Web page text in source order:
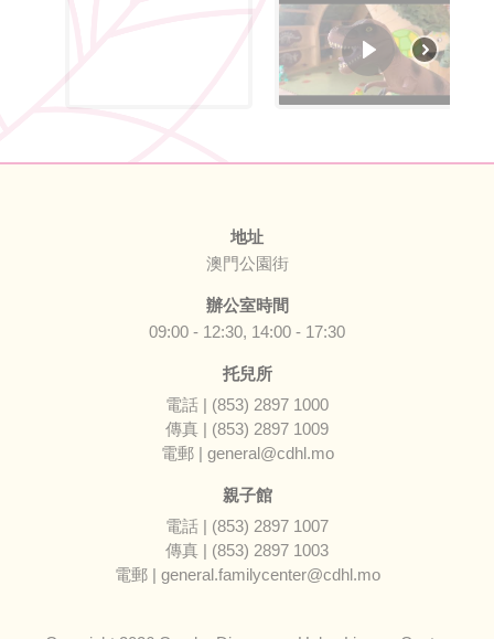
地址
澳門公園街
辦公室時間
09:00 - 12:30, 14:00 - 17:30
托兒所
電話 | (853) 2897 1000
傳真 | (853) 2897 1009
電郵 | general@cdhl.mo
親子館
電話 | (853) 2897 1007
傳真 | (853) 2897 1003
電郵 | general.familycenter@cdhl.mo